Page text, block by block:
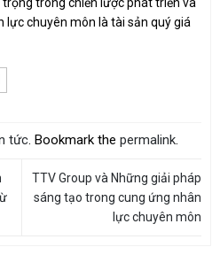
lực chuyên môn là tài sản quý giá
tức. Bookmark the permalink.
TTV Group và Những giải pháp
sáng tạo trong cung ứng nhân
lực chuyên môn